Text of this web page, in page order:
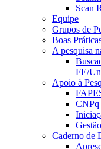
Scan
Equipe
Grupos de
Boas
A pesquisa
FE/
Apoio à
CNPq
Caderno de